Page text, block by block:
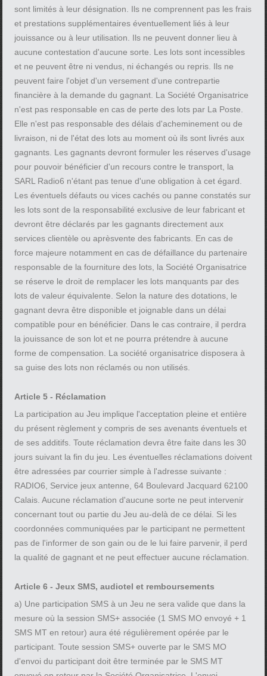
sont limités à leur désignation. Ils ne comprennent pas les frais
et prestations supplémentaires éventuellement liés à leur
jouissance ou à leur utilisation. Ils ne peuvent donner lieu à
aucune contestation d'aucune sorte. Les lots sont incessibles
et ne peuvent être ni vendus, ni échangés ou repris. Ils ne
peuvent faire l'objet d'un versement d'une contrepartie
financière à la demande du gagnant. La Société Organisatrice
n'est pas responsable en cas de perte des lots par La Poste.
Elle n'est pas responsable des délais d'acheminement ou de
livraison, ni de l'état des lots au moment où ils sont livrés aux
gagnants. Les gagnants devront formuler les réserves d'usage
pour pouvoir bénéficier d'un recours contre le transport, la
SARL Radio6 n'étant pas tenue d'une obligation à cet égard.
Les éventuels défauts ou vices cachés ou panne constatés sur
les lots sont de la responsabilité exclusive de leur fabricant et
devront être déclarés par les gagnants directement aux
services clientèle ou aprèsvente des fabricants. En cas de
force majeure notamment en cas de défaillance du partenaire
responsable de la fourniture des lots, la Société Organisatrice
se réserve le droit de remplacer les lots manquants par des
lots de valeur équivalente. Selon la nature des dotations, le
gagnant devra être disponible et joignable dans un délai
compatible pour en bénéficier. Dans le cas contraire, il perdra
la jouissance de son lot et ne pourra prétendre à aucune
forme de compensation. La société organisatrice disposera à
sa guise des lots non réclamés ou non utilisés.
Article 5 - Réclamation
La participation au Jeu implique l'acceptation pleine et entière
du présent règlement y compris de ses avenants éventuels et
de ses additifs. Toute réclamation devra être faite dans les 30
jours suivant la fin du jeu. Les éventuelles réclamations doivent
être adressées par courrier simple à l'adresse suivante :
RADIO6, Service jeux antenne, 64 Boulevard Jacquard 62100
Calais. Aucune réclamation d'aucune sorte ne peut intervenir
concernant tout ou partie du Jeu au-delà de ce délai. Si les
coordonnées communiquées par le participant ne permettent
pas de l'informer de son gain ou de le lui faire parvenir, il perd
la qualité de gagnant et ne peut effectuer aucune réclamation.
Article 6 - Jeux SMS, audiotel et remboursements
a) Une participation SMS à un Jeu ne sera valide que dans la
mesure où la session SMS+ associée (1 SMS MO envoyé + 1
SMS MT en retour) aura été régulièrement opérée par le
participant. Toute session SMS+ ouverte par le SMS MO
d'envoi du participant doit être terminée par le SMS MT